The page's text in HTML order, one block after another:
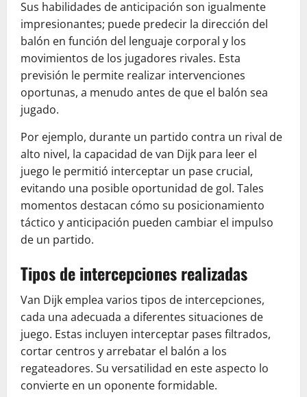
Sus habilidades de anticipación son igualmente
impresionantes; puede predecir la dirección del
balón en función del lenguaje corporal y los
movimientos de los jugadores rivales. Esta
previsión le permite realizar intervenciones
oportunas, a menudo antes de que el balón sea
jugado.
Por ejemplo, durante un partido contra un rival de
alto nivel, la capacidad de van Dijk para leer el
juego le permitió interceptar un pase crucial,
evitando una posible oportunidad de gol. Tales
momentos destacan cómo su posicionamiento
táctico y anticipación pueden cambiar el impulso
de un partido.
Tipos de intercepciones realizadas
Van Dijk emplea varios tipos de intercepciones,
cada una adecuada a diferentes situaciones de
juego. Estas incluyen interceptar pases filtrados,
cortar centros y arrebatar el balón a los
regateadores. Su versatilidad en este aspecto lo
convierte en un oponente formidable.